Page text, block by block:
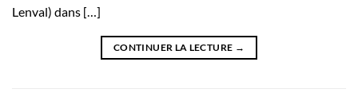
Lenval) dans […]
CONTINUER LA LECTURE →